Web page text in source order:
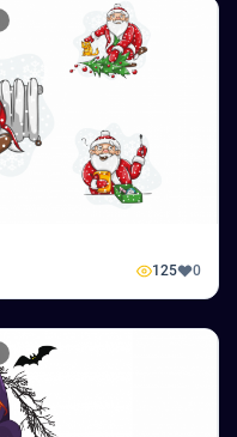
125 0